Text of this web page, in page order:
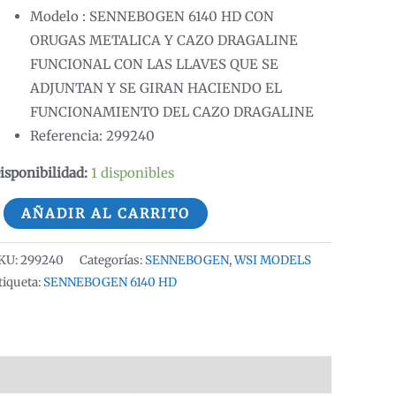
Modelo : SENNEBOGEN 6140 HD CON
ORUGAS METALICA Y CAZO DRAGALINE
FUNCIONAL CON LAS LLAVES QUE SE
ADJUNTAN Y SE GIRAN HACIENDO EL
FUNCIONAMIENTO DEL CAZO DRAGALINE
Referencia: 299240
1 disponibles
AÑADIR AL CARRITO
299240 Categorías: SENNEBOGEN,WSI MODELS
SENNEBOGEN 6140 HD